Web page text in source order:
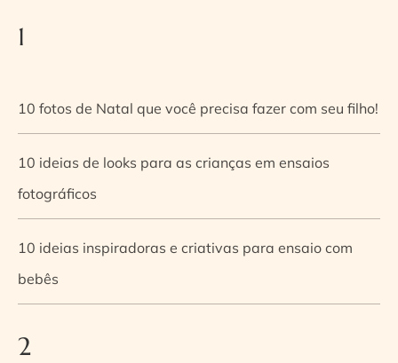
1
10 fotos de Natal que você precisa fazer com seu filho!
10 ideias de looks para as crianças em ensaios
fotográficos
10 ideias inspiradoras e criativas para ensaio com
bebês
2